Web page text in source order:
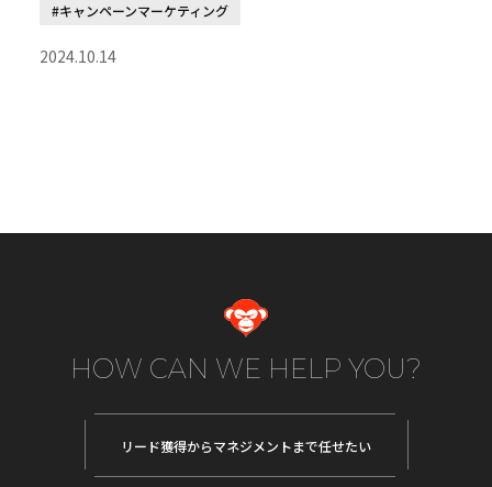
#キャンペーンマーケティング
2024.10.14
HOW CAN WE HELP YOU?
リード獲得からマネジメントまで任せたい